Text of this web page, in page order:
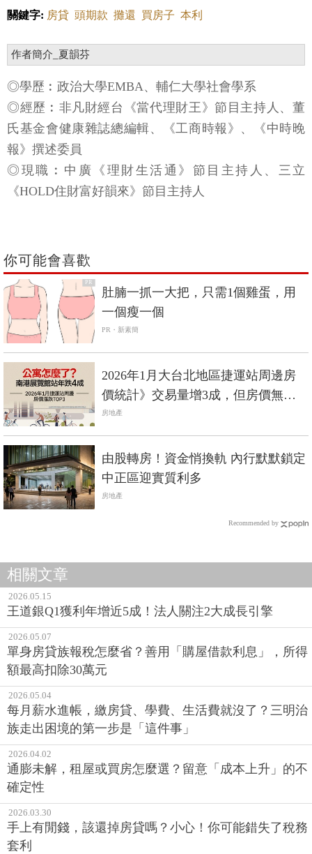
關鍵字: 房貸 頭期款 攤還 買房子 本利
作者簡介_夏韻芬
◎學歷︰政治大學EMBA、輔仁大學社會學系
◎經歷︰非凡財經台《當代理財王》節目主持人、董
氏基金會健康雜誌總編輯、《工商時報》、《中時晚
報》撰述委員
◎現職︰中廣《理財生活通》節目主持人、三立
《HOLD住財富好韻來》節目主持人
你可能會喜歡
PR
肚腩一抓一大把，只需1個雞蛋，用
一個瘦一個
PR・新素簡
2026年1月大台北地區捷運站周邊房
價統計》交易量增3成，但房價無追
漲動能？
房地產
由股轉房！資金悄換軌 內行默默鎖定
中正區迎實質利多
房地產
Recommended by
相關文章
2026.05.15
王道銀Q1獲利年增近5成！法人關注2大成長引擎
2026.05.07
單身房貸族報稅怎麼省？善用「購屋借款利息」，所得
額最高扣除30萬元
2026.05.04
每月薪水進帳，繳房貸、學費、生活費就沒了？三明治
族走出困境的第一步是「這件事」
2026.04.02
通膨未解，租屋或買房怎麼選？留意「成本上升」的不
確定性
2026.03.30
手上有閒錢，該還掉房貸嗎？小心！你可能錯失了稅務
套利